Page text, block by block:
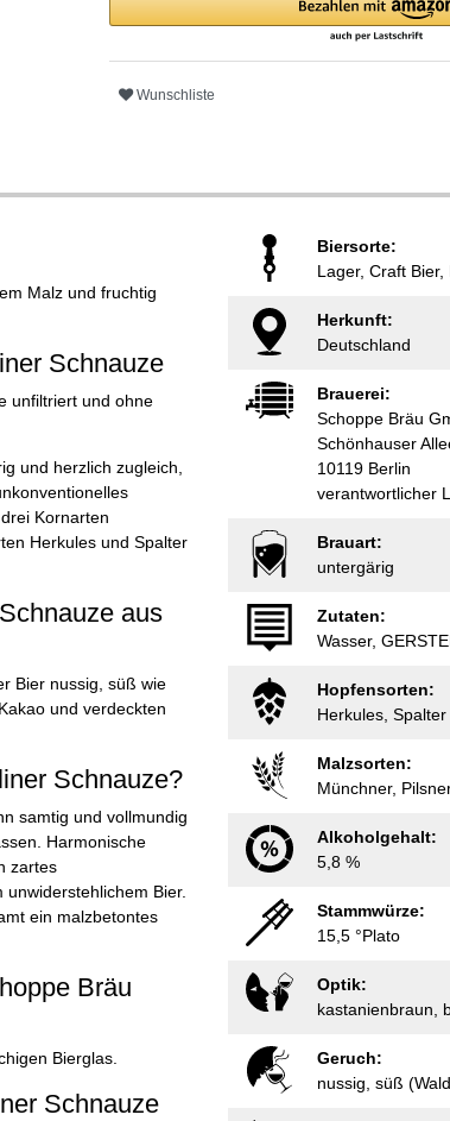
Wunschliste
Malz und fruchtig
Schnauze
unfiltriert und ohne
und herzlich zugleich,
Kornarten
Herkules und Spalter
aus
Bier nussig, süß wie
und verdeckten
Schnauze?
samtig und vollmundig
Harmonische
zartes
Bier.
ein malzbetontes
Bräu
Bierglas.
Schnauze
Biersorte:
Lager, Craft Bier,
Herkunft:
Deutschland
Brauerei:
Schoppe Bräu
Schönhauser
10119 Berlin
verantwortlicher
Brauart:
untergärig
Zutaten:
Wasser,
Hopfensorten:
Herkules,
Malzsorten:
Münchner,
Alkoholgehalt:
5,8 %
Stammwürze:
15,5 °Plato
Optik:
kastanienbraun,
Geruch:
nussig, süß